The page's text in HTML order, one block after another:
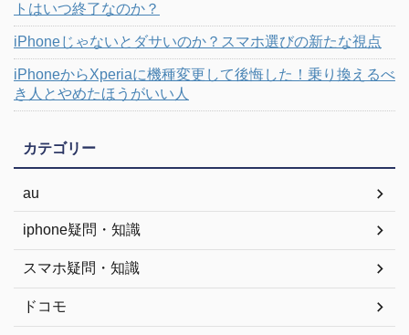
トはいつ終了なのか？
iPhoneじゃないとダサいのか？スマホ選びの新たな視点
iPhoneからXperiaに機種変更して後悔した！乗り換えるべ
き人とやめたほうがいい人
カテゴリー
au
iphone疑問・知識
スマホ疑問・知識
ドコモ